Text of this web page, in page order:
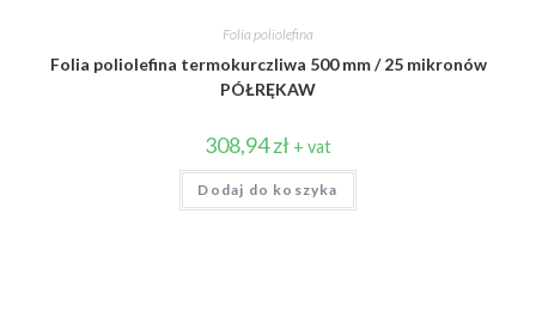
Folia poliolefina
Folia poliolefina termokurczliwa 500 mm / 25 mikronów
PÓŁRĘKAW
308,94zł + vat
Dodaj do koszyka